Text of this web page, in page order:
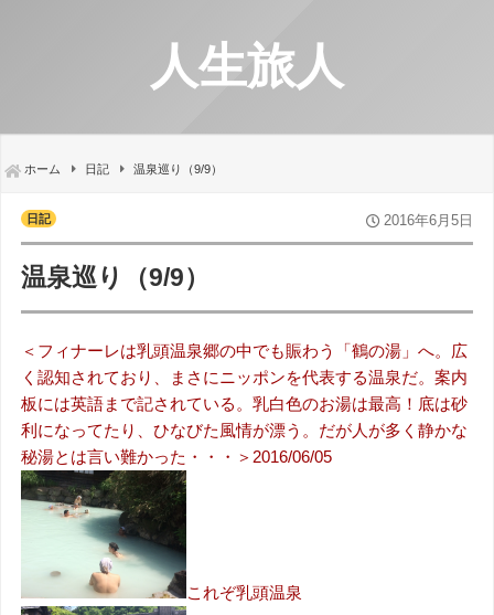
人生旅人
ホーム 日記 温泉巡り（9/9）
日記 2016年6月5日
温泉巡り（9/9）
＜フィナーレは乳頭温泉郷の中でも賑わう「鶴の湯」へ。広
く認知されており、まさにニッポンを代表する温泉だ。案内
板には英語まで記されている。乳白色のお湯は最高！底は砂
利になってたり、ひなびた風情が漂う。だが人が多く静かな
秘湯とは言い難かった・・・＞2016/06/05
これぞ乳頭温泉